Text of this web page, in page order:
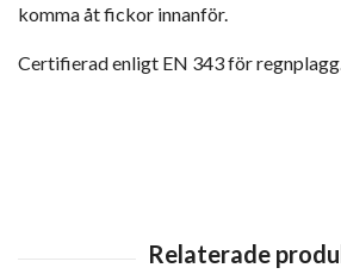
komma åt fickor innanför.
Certifierad enligt EN 343 för regnplagg.